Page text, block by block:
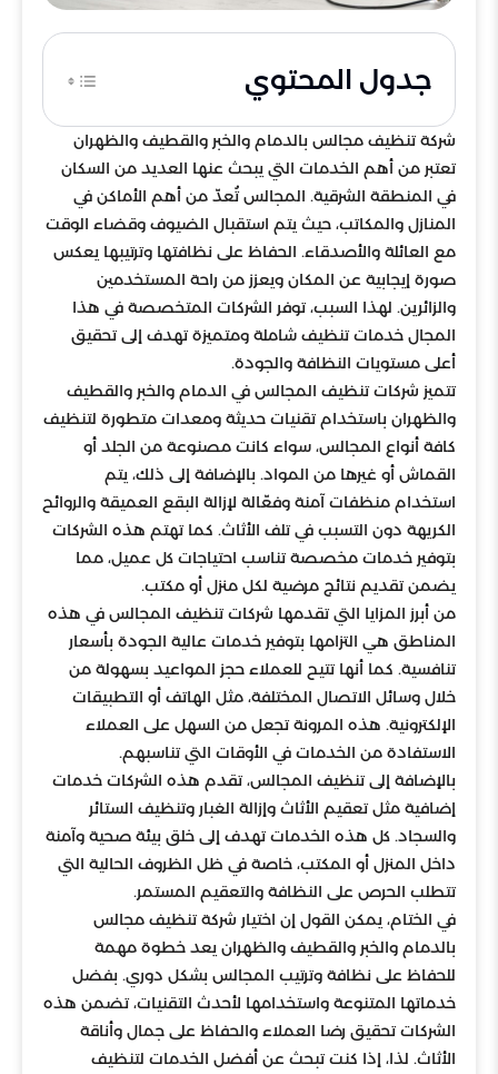
جدول المحتوي
شركة تنظيف مجالس بالدمام والخبر والقطيف والظهران
تعتبر من أهم الخدمات التي يبحث عنها العديد من السكان
في المنطقة الشرقية. المجالس تُعدّ من أهم الأماكن في
المنازل والمكاتب، حيث يتم استقبال الضيوف وقضاء الوقت
مع العائلة والأصدقاء. الحفاظ على نظافتها وترتيبها يعكس
صورة إيجابية عن المكان ويعزز من راحة المستخدمين
والزائرين. لهذا السبب، توفر الشركات المتخصصة في هذا
المجال خدمات تنظيف شاملة ومتميزة تهدف إلى تحقيق
أعلى مستويات النظافة والجودة.
تتميز شركات تنظيف المجالس في الدمام والخبر والقطيف
والظهران باستخدام تقنيات حديثة ومعدات متطورة لتنظيف
كافة أنواع المجالس، سواء كانت مصنوعة من الجلد أو
القماش أو غيرها من المواد. بالإضافة إلى ذلك، يتم
استخدام منظفات آمنة وفعّالة لإزالة البقع العميقة والروائح
الكريهة دون التسبب في تلف الأثاث. كما تهتم هذه الشركات
بتوفير خدمات مخصصة تناسب احتياجات كل عميل، مما
يضمن تقديم نتائج مرضية لكل منزل أو مكتب.
من أبرز المزايا التي تقدمها شركات تنظيف المجالس في هذه
المناطق هي التزامها بتوفير خدمات عالية الجودة بأسعار
تنافسية. كما أنها تتيح للعملاء حجز المواعيد بسهولة من
خلال وسائل الاتصال المختلفة، مثل الهاتف أو التطبيقات
الإلكترونية. هذه المرونة تجعل من السهل على العملاء
الاستفادة من الخدمات في الأوقات التي تناسبهم.
بالإضافة إلى تنظيف المجالس، تقدم هذه الشركات خدمات
إضافية مثل تعقيم الأثاث وإزالة الغبار وتنظيف الستائر
والسجاد. كل هذه الخدمات تهدف إلى خلق بيئة صحية وآمنة
داخل المنزل أو المكتب، خاصة في ظل الظروف الحالية التي
تتطلب الحرص على النظافة والتعقيم المستمر.
في الختام، يمكن القول إن اختيار شركة تنظيف مجالس
بالدمام والخبر والقطيف والظهران يعد خطوة مهمة
للحفاظ على نظافة وترتيب المجالس بشكل دوري. بفضل
خدماتها المتنوعة واستخدامها لأحدث التقنيات، تضمن هذه
الشركات تحقيق رضا العملاء والحفاظ على جمال وأناقة
الأثاث. لذا، إذا كنت تبحث عن أفضل الخدمات لتنظيف